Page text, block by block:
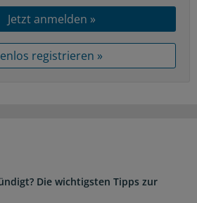
Jetzt anmelden »
registrieren »
Die wichtigsten Tipps zur